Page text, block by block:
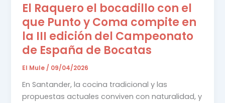
El Raquero el bocadillo con el
que Punto y Coma compite en
la III edición del Campeonato
de España de Bocatas
El Mule/ 09/04/2026
En Santander, la cocina tradicional y las
propuestas actuales conviven con naturalidad, y